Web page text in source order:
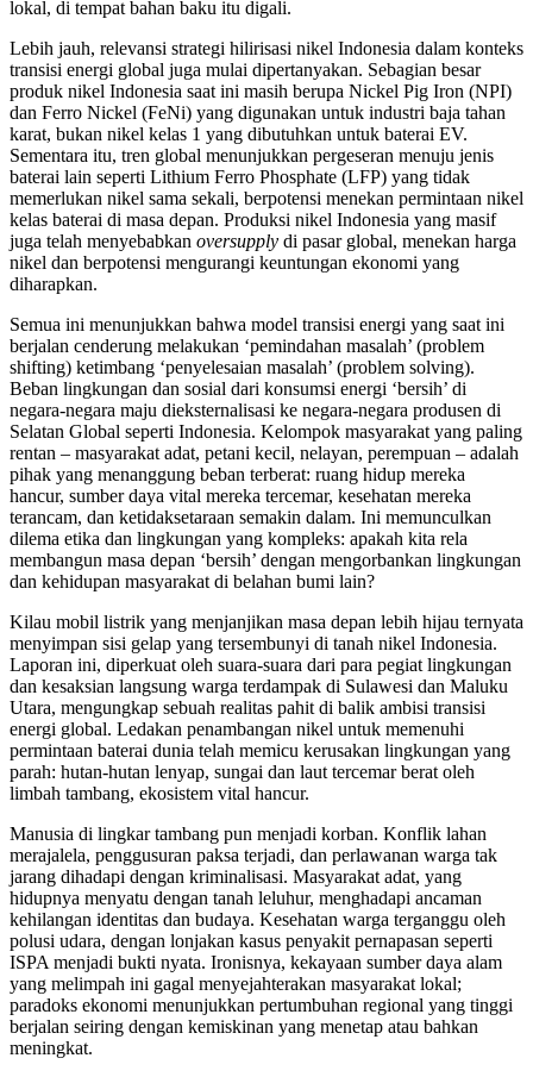
lokal, di tempat bahan baku itu digali.
Lebih jauh, relevansi strategi hilirisasi nikel Indonesia dalam konteks
transisi energi global juga mulai dipertanyakan. Sebagian besar
produk nikel Indonesia saat ini masih berupa Nickel Pig Iron (NPI)
dan Ferro Nickel (FeNi) yang digunakan untuk industri baja tahan
karat, bukan nikel kelas 1 yang dibutuhkan untuk baterai EV.
Sementara itu, tren global menunjukkan pergeseran menuju jenis
baterai lain seperti Lithium Ferro Phosphate (LFP) yang tidak
memerlukan nikel sama sekali, berpotensi menekan permintaan nikel
kelas baterai di masa depan. Produksi nikel Indonesia yang masif
juga telah menyebabkan oversupply di pasar global, menekan harga
nikel dan berpotensi mengurangi keuntungan ekonomi yang
diharapkan.
Semua ini menunjukkan bahwa model transisi energi yang saat ini
berjalan cenderung melakukan ‘pemindahan masalah’ (problem
shifting) ketimbang ‘penyelesaian masalah’ (problem solving).
Beban lingkungan dan sosial dari konsumsi energi ‘bersih’ di
negara-negara maju dieksternalisasi ke negara-negara produsen di
Selatan Global seperti Indonesia. Kelompok masyarakat yang paling
rentan – masyarakat adat, petani kecil, nelayan, perempuan – adalah
pihak yang menanggung beban terberat: ruang hidup mereka
hancur, sumber daya vital mereka tercemar, kesehatan mereka
terancam, dan ketidaksetaraan semakin dalam. Ini memunculkan
dilema etika dan lingkungan yang kompleks: apakah kita rela
membangun masa depan ‘bersih’ dengan mengorbankan lingkungan
dan kehidupan masyarakat di belahan bumi lain?
Kilau mobil listrik yang menjanjikan masa depan lebih hijau ternyata
menyimpan sisi gelap yang tersembunyi di tanah nikel Indonesia.
Laporan ini, diperkuat oleh suara-suara dari para pegiat lingkungan
dan kesaksian langsung warga terdampak di Sulawesi dan Maluku
Utara, mengungkap sebuah realitas pahit di balik ambisi transisi
energi global. Ledakan penambangan nikel untuk memenuhi
permintaan baterai dunia telah memicu kerusakan lingkungan yang
parah: hutan-hutan lenyap, sungai dan laut tercemar berat oleh
limbah tambang, ekosistem vital hancur.
Manusia di lingkar tambang pun menjadi korban. Konflik lahan
merajalela, penggusuran paksa terjadi, dan perlawanan warga tak
jarang dihadapi dengan kriminalisasi. Masyarakat adat, yang
hidupnya menyatu dengan tanah leluhur, menghadapi ancaman
kehilangan identitas dan budaya. Kesehatan warga terganggu oleh
polusi udara, dengan lonjakan kasus penyakit pernapasan seperti
ISPA menjadi bukti nyata. Ironisnya, kekayaan sumber daya alam
yang melimpah ini gagal menyejahterakan masyarakat lokal;
paradoks ekonomi menunjukkan pertumbuhan regional yang tinggi
berjalan seiring dengan kemiskinan yang menetap atau bahkan
meningkat.